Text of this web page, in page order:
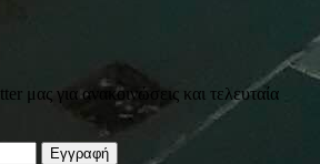
μας για ανακοινώσεις και τελευταία
Εγγραφή